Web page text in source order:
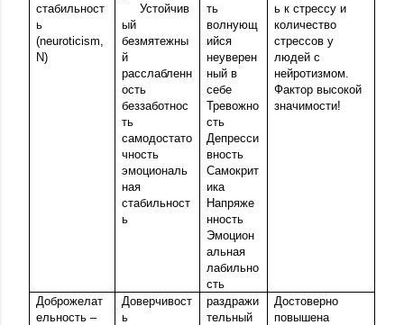
стабильност
ь
(neuroticism,
N)
Устойчив
ый
безмятежны
й
расслабленн
ость
беззаботнос
ть
самодостато
чность
эмоциональ
ная
стабильност
ь
ть
волнующ
ийся
неуверен
ный в
себе
Тревожно
сть
Депресси
вность
Самокрит
ика
Напряже
нность
Эмоцион
альная
лабильно
сть
ь к стрессу и
количество
стрессов у
людей с
нейротизмом.
Фактор высокой
значимости!
Доброжелат
ельность –
Доверчивост
ь
раздражи
тельный
Достоверно
повышена